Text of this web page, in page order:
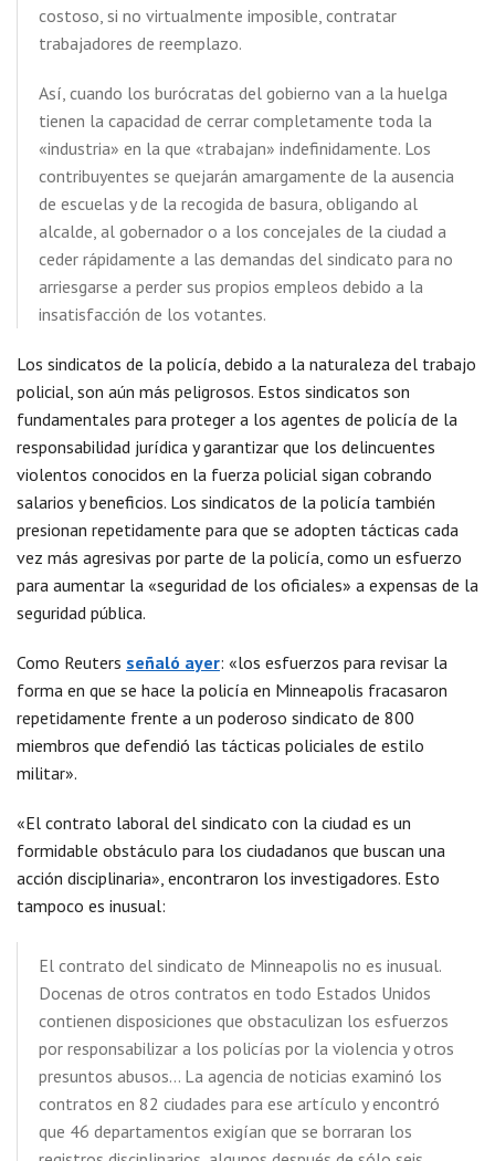
costoso, si no virtualmente imposible, contratar
trabajadores de reemplazo.
Así, cuando los burócratas del gobierno van a la huelga
tienen la capacidad de cerrar completamente toda la
«industria» en la que «trabajan» indefinidamente. Los
contribuyentes se quejarán amargamente de la ausencia
de escuelas y de la recogida de basura, obligando al
alcalde, al gobernador o a los concejales de la ciudad a
ceder rápidamente a las demandas del sindicato para no
arriesgarse a perder sus propios empleos debido a la
insatisfacción de los votantes.
Los sindicatos de la policía, debido a la naturaleza del trabajo
policial, son aún más peligrosos. Estos sindicatos son
fundamentales para proteger a los agentes de policía de la
responsabilidad jurídica y garantizar que los delincuentes
violentos conocidos en la fuerza policial sigan cobrando
salarios y beneficios. Los sindicatos de la policía también
presionan repetidamente para que se adopten tácticas cada
vez más agresivas por parte de la policía, como un esfuerzo
para aumentar la «seguridad de los oficiales» a expensas de la
seguridad pública.
Como Reuters señaló ayer: «los esfuerzos para revisar la
forma en que se hace la policía en Minneapolis fracasaron
repetidamente frente a un poderoso sindicato de 800
miembros que defendió las tácticas policiales de estilo
militar».
«El contrato laboral del sindicato con la ciudad es un
formidable obstáculo para los ciudadanos que buscan una
acción disciplinaria», encontraron los investigadores. Esto
tampoco es inusual:
El contrato del sindicato de Minneapolis no es inusual.
Docenas de otros contratos en todo Estados Unidos
contienen disposiciones que obstaculizan los esfuerzos
por responsabilizar a los policías por la violencia y otros
presuntos abusos… La agencia de noticias examinó los
contratos en 82 ciudades para ese artículo y encontró
que 46 departamentos exigían que se borraran los